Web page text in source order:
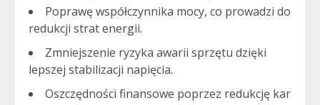
Poprawę współczynnika mocy, co prowadzi do
redukcji strat energii.
Zmniejszenie ryzyka awarii sprzętu dzięki
lepszej stabilizacji napięcia.
Oszczędności finansowe poprzez redukcję kar